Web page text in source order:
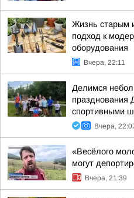
Жизнь старым
подход к
оборудования
Вчера, 22:11
Делимся
празднования
спортивными
Вчера,
«Весёлого
могут
Вчера, 21:39